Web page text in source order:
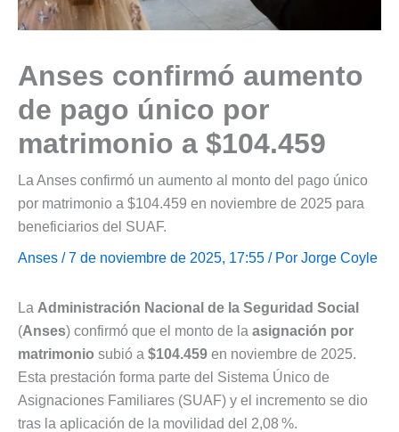
Anses confirmó aumento
de pago único por
matrimonio a $104.459
La Anses confirmó un aumento al monto del pago único
por matrimonio a $104.459 en noviembre de 2025 para
beneficiarios del SUAF.
Anses / 7 de noviembre de 2025, 17:55 / Por Jorge Coyle
La Administración Nacional de la Seguridad Social
(Anses) confirmó que el monto de la asignación por
matrimonio subió a $104.459 en noviembre de 2025.
Esta prestación forma parte del Sistema Único de
Asignaciones Familiares (SUAF) y el incremento se dio
tras la aplicación de la movilidad del 2,08 %.